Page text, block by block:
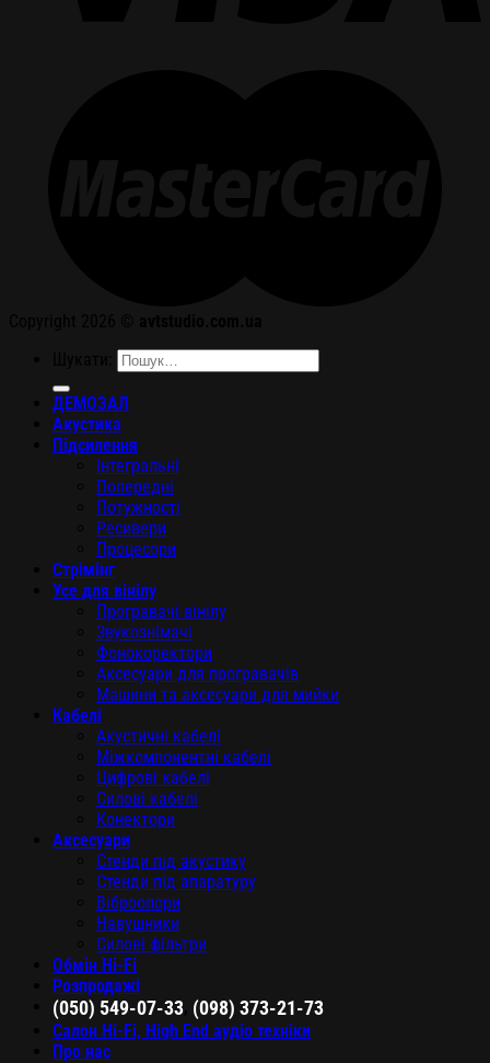
ДЕМОЗАЛ
Акустика
Підсилення
Інтегральні
Попередні
Потужності
Ресивери
Процесори
Стрімінг
Усе для вінілу
Програвачі вінілу
Звукознімачі
Фонокоректори
Аксесуари для програвачів
Машини та аксесуари для мийки
Кабелі
Акустичні кабелі
Міжкомпонентні кабелі
Цифрові кабелі
Силові кабелі
Конектори
Аксесуари
Стенди під акустику
Стенди під апаратуру
Віброопори
Навушники
Силові фільтри
Обмін Hi-Fi
Розпродажі
(050) 549-07-33 (098) 373-21-73
Салон Hi-Fi, High End аудіо техніки
Про нас